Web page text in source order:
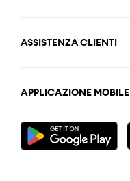
ASSISTENZA CLIENTI
APPLICAZIONE MOBILE